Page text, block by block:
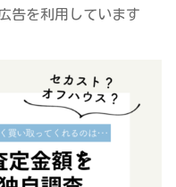
告を利用しています